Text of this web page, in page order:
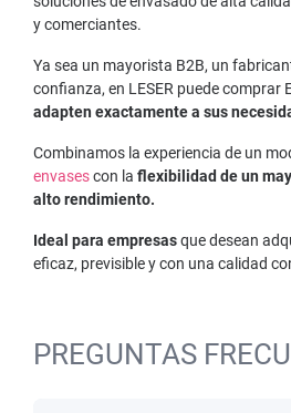
y comerciantes.
Ya sea un mayorista B2B, un
confianza, en LESER puede comprar
adapten exactamente a sus
Combinamos la experiencia de un
envasescon la flexibilidad de un
alto rendimiento.
Ideal para empresasque desean
eficaz, previsible y con una calidad
PREGUNTAS